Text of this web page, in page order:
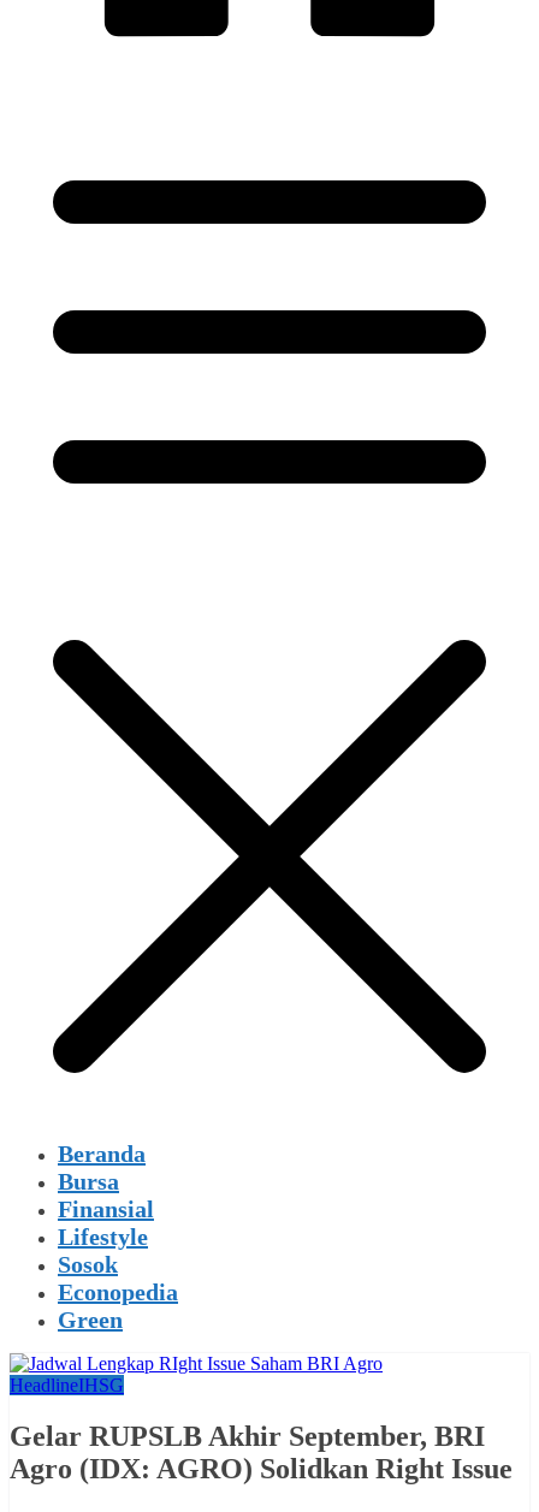
Beranda
Bursa
Finansial
Lifestyle
Sosok
Econopedia
Green
HeadlineIHSG
Gelar RUPSLB Akhir September, BRI
Agro (IDX: AGRO) Solidkan Right Issue